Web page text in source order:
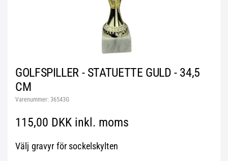
GOLFSPILLER - STATUETTE GULD - 34,5
CM
Varenummer: 36543G
115,00 DKK inkl. moms
Välj gravyr för sockelskylten